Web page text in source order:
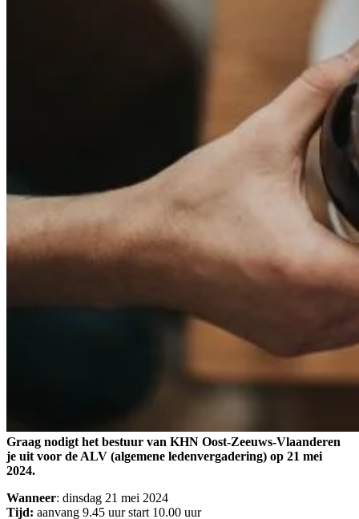
Graag nodigt het bestuur van KHN Oost-Zeeuws-Vlaanderen
je uit voor de ALV (algemene ledenvergadering) op 21 mei
2024.
Wanneer: dinsdag 21 mei 2024
Tijd: aanvang 9.45 uur start 10.00 uur